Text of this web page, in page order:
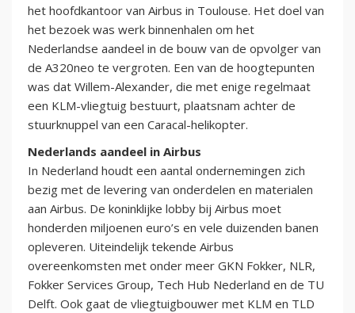
het hoofdkantoor van Airbus in Toulouse. Het doel van
het bezoek was werk binnenhalen om het
Nederlandse aandeel in de bouw van de opvolger van
de A320neo te vergroten. Een van de hoogtepunten
was dat Willem-Alexander, die met enige regelmaat
een KLM-vliegtuig bestuurt, plaatsnam achter de
stuurknuppel van een Caracal-helikopter.
Nederlands aandeel in Airbus
In Nederland houdt een aantal ondernemingen zich
bezig met de levering van onderdelen en materialen
aan Airbus. De koninklijke lobby bij Airbus moet
honderden miljoenen euro’s en vele duizenden banen
opleveren. Uiteindelijk tekende Airbus
overeenkomsten met onder meer GKN Fokker, NLR,
Fokker Services Group, Tech Hub Nederland en de TU
Delft. Ook gaat de vliegtuigbouwer met KLM en TLD